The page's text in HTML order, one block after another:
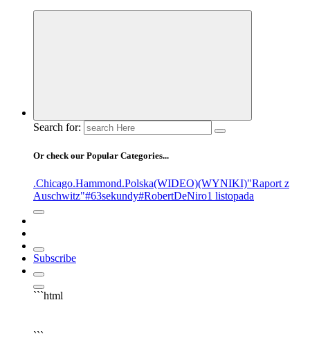
Search for:
Or check our Popular Categories...
.Chicago.Hammond.Polska(WIDEO)(WYNIKI)"Raport z
Auschwitz"#63sekundy#RobertDeNiro1 listopada
Subscribe
```html
```